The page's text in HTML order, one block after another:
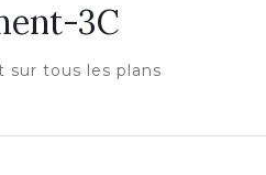
3C
sur tous les plans